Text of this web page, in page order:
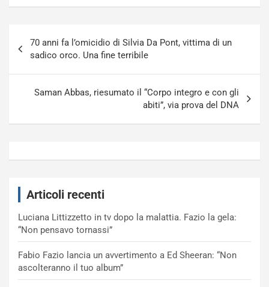
articoli
70 anni fa l’omicidio di Silvia Da Pont, vittima di un
sadico orco. Una fine terribile
Saman Abbas, riesumato il “Corpo integro e con gli
abiti”, via prova del DNA
Articoli recenti
Luciana Littizzetto in tv dopo la malattia. Fazio la gela:
“Non pensavo tornassi”
Fabio Fazio lancia un avvertimento a Ed Sheeran: “Non
ascolteranno il tuo album”